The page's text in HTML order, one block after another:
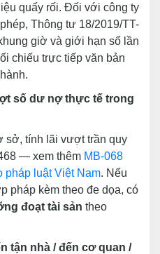
quấy rối. Đối với công ty
Thông tư 18/2019/TT-
giờ và giới hạn số lần
chiếu trực tiếp văn bản
số dư nợ thực tế trong
sở, tính lãi vượt trần quy
— xem thêm MB-068
pháp luật Việt Nam. Nếu
pháp kèm theo đe dọa, có
đoạt tài sản theo
tận nhà / đến cơ quan /